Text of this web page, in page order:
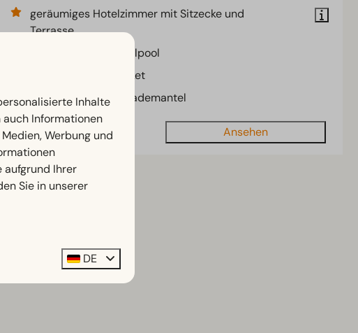
geräumiges Hotelzimmer mit Sitzecke und
Terrasse
Sunshower und Whirlpool
Inklusive Komfortpaket
Hausschuhen und Bademantel
Ansehen
Inhalte
Informationen
Werbung und
aufgrund Ihrer
Sie in unserer
DE